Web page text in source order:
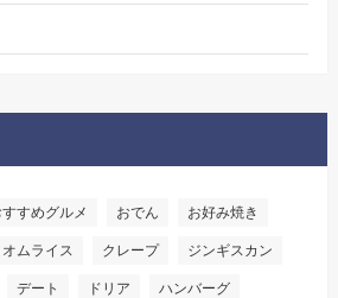
すすめグルメ おでん お好み焼き
オムライス クレープ ジンギスカン
デート ドリア ハンバーグ